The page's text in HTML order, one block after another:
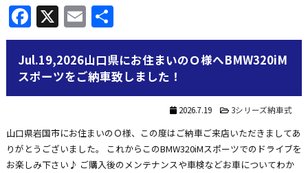
Facebook
X Email
共
有
Jul.19,2026山口県にお住まいのＯ様へBMW320iM
スポーツをご納車致しました！
2026.7.19 3シリーズ納車式
山口県岩国市にお住まいのＯ様、この度はご納車ご来店いただきましてあ
りがとうございました。 これからこのBMW320iMスポーツでのドライブを
お楽しみ下さい♪ ご購入後のメンテナンスや車検などお車についてわか